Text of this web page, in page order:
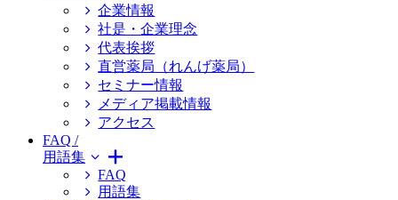
企業情報
社是・企業理念
代表挨拶
直営薬局（れんげ薬局）
セミナー情報
メディア掲載情報
アクセス
FAQ /
用語集
FAQ
用語集